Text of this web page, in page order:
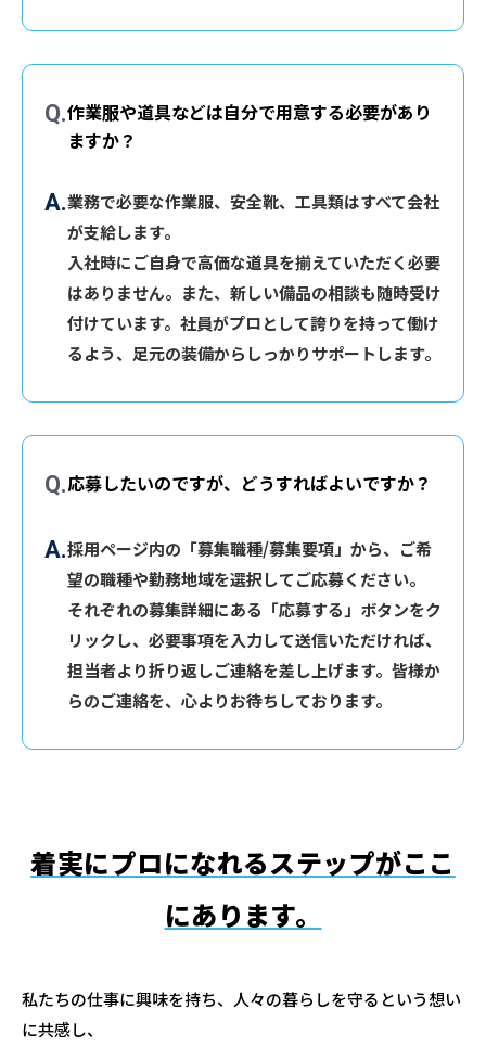
作業服や道具などは自分で用意する必要があり
ますか？
業務で必要な作業服、安全靴、工具類はすべて会社
が支給します。
入社時にご自身で高価な道具を揃えていただく必要
はありません。また、新しい備品の相談も随時受け
付けています。社員がプロとして誇りを持って働け
るよう、足元の装備からしっかりサポートします。
応募したいのですが、どうすればよいですか？
採用ページ内の「募集職種/募集要項」から、ご希
望の職種や勤務地域を選択してご応募ください。
それぞれの募集詳細にある「応募する」ボタンをク
リックし、必要事項を入力して送信いただければ、
担当者より折り返しご連絡を差し上げます。皆様か
らのご連絡を、心よりお待ちしております。
着実にプロになれるステップがここ
にあります。
私たちの仕事に興味を持ち、人々の暮らしを守るという想い
に共感し、